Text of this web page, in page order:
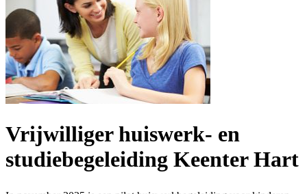
Vrijwilliger huiswerk- en
studiebegeleiding Keenter Hart